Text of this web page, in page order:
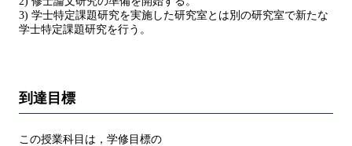
3) 学⼠特定課題研究を実施した研究室とは別の研究室で新たな
学⼠特定課題研究を⾏う。
到達目標
この授業科目は，学修目標の